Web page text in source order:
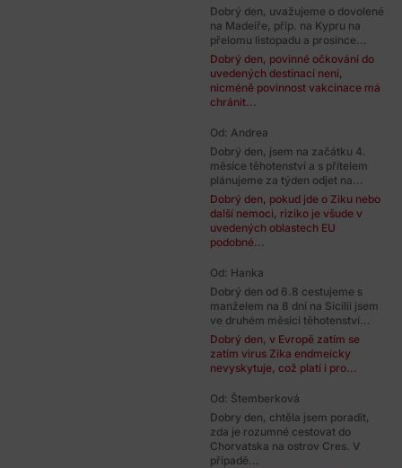
Dobrý den, uvažujeme o dovolené
na Madeiře, příp. na Kypru na
přelomu listopadu a prosince...
Dobrý den, povinné očkování do
uvedených destinací není,
nicméně povinnost vakcinace má
chránit...
Od: Andrea
Dobrý den, jsem na začátku 4.
měsíce těhotenství a s přítelem
plánujeme za týden odjet na...
Dobrý den, pokud jde o Ziku nebo
další nemoci, riziko je všude v
uvedených oblastech EU
podobné...
Od: Hanka
Dobrý den od 6.8 cestujeme s
manželem na 8 dní na Sicilii jsem
ve druhém měsíci těhotenství...
Dobrý den, v Evropě zatím se
zatím virus Zika endmeicky
nevyskytuje, což platí i pro...
Od: Štemberková
Dobry den, chtěla jsem poradit,
zda je rozumné cestovat do
Chorvatska na ostrov Cres. V
případě...